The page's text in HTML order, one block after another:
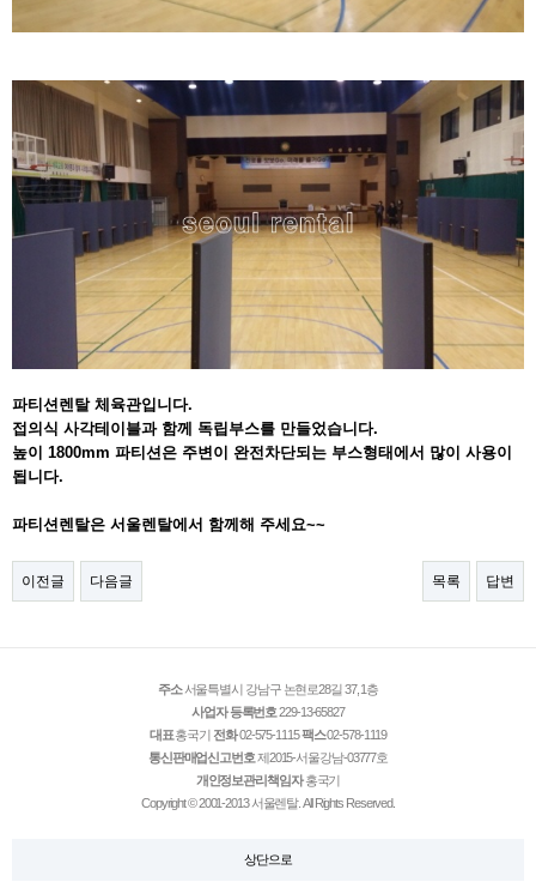
파티션렌탈 체육관입니다.
접의식 사각테이블과 함께 독립부스를 만들었습니다.
높이 1800mm 파티션은 주변이 완전차단되는 부스형태에서 많이 사용이
됩니다.
파티션렌탈은 서울렌탈에서 함께해 주세요~~
이전글 다음글 목록 답변
주소서울특별시 강남구 논현로28길 37, 1층
사업자 등록번호229-13-65827
대표홍국기 전화02-575-1115팩스02-578-1119
통신판매업신고번호제2015-서울강남-03777호
개인정보관리책임자홍국기
Copyright © 2001-2013 서울렌탈. All Rights Reserved.
상단으로